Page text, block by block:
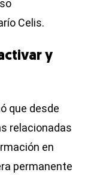
Celis.
y
que desde
relacionadas
en
permanente